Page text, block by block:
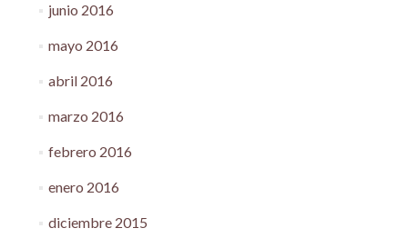
junio 2016
mayo 2016
abril 2016
marzo 2016
febrero 2016
enero 2016
diciembre 2015